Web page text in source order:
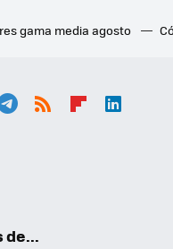
gama media agosto
de...